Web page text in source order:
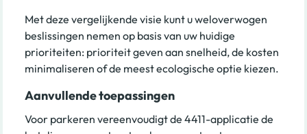
Met deze vergelijkende visie kunt u weloverwogen
beslissingen nemen op basis van uw huidige
prioriteiten: prioriteit geven aan snelheid, de kosten
minimaliseren of de meest ecologische optie kiezen.
Aanvullende toepassingen
Voor parkeren vereenvoudigt de 4411-applicatie de